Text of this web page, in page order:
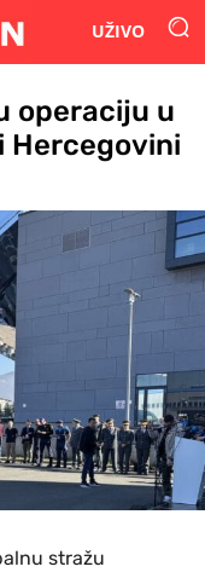
UŽIVO
operaciju u
Hercegovini
stražu